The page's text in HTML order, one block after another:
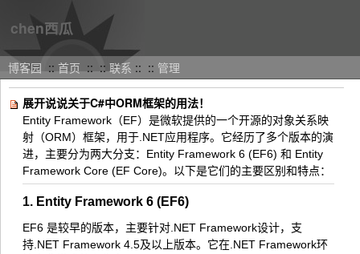
chen西瓜
博客园 :: 首页 :: ::联系 :: :: 管理
展开说说关于C#中ORM框架的用法！
Entity Framework（EF）是微软提供的一个开源的对象关系映
射（ORM）框架，用于.NET应用程序。它经历了多个版本的演
进，主要分为两大分支：Entity Framework 6 (EF6) 和 Entity
Framework Core (EF Core)。以下是它们的主要区别和特点：
1. Entity Framework 6 (EF6)
EF6 是较早的版本，主要针对.NET Framework设计，支
持.NET Framework 4.5及以上版本。它在.NET Framework环